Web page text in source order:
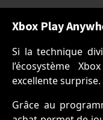
Xbox Play
Si la technique
l’écosystème
excellente surprise.
Grâce au